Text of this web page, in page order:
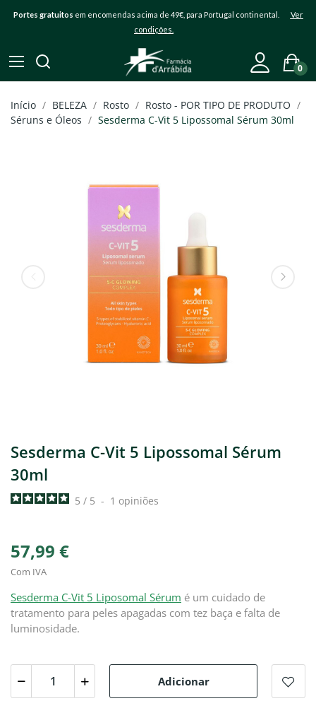
Portes gratuitos em encomendas acima de 49€, para Portugal continental. Ver
condições.
0
Início BELEZA Rosto
Rosto - POR TIPO DE PRODUTO
Séruns e Óleos
Sesderma C-Vit 5 Lipossomal Sérum 30ml
Sesderma C-Vit 5 Lipossomal Sérum
30ml
5 / 5 - 1 opiniões
57,99 €
Com IVA
Sesderma C-Vit 5 Liposomal Sérum é um cuidado de
tratamento para peles apagadas com tez baça e falta de
luminosidade.
Adicionar